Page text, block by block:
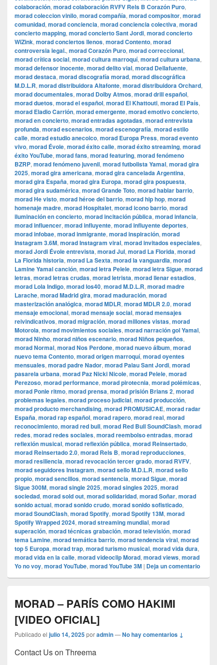
colaboración, morad colaboración RVFV Rels B Corazón Puro,
morad coleccion vinilo, morad compañía, morad compositor, morad
comunidad, morad conciencia, morad conciencia colectiva, morad
concierto mapping, morad concierto Sant Jordi, morad concierto
WiZink, morad conciertos llenos, morad Contento, morad
controversia legal., morad Corazón Puro, morad correccional,
morad crítica social, morad cultura marroquí, morad cultura urbana,
morad defensor inocente, morad delito vial, morad Dellafuente,
morad destaca, morad discografía morad, morad discográfica
M.D.L.R, morad distribuidora Altafonte, morad distribuidora Orchard,
morad documentales, morad Dolby Atmos, morad drill español,
morad duetos, morad el español, morad El Khattouti, morad El País,
morad Eladio Carrión, morad emergente, morad emotivo concierto,
morad en concierto, morad entradas agotadas, morad entrevista
profunda, morad escenarios, morad escenografía, morad estilo
calle, morad estudio anecoico, morad Europa Press, morad evento
vivo, morad Évole, morad éxito calle, morad éxito streaming, morad
éxito YouTube, morad fans, morad featuring, morad fenómeno
BZRP, morad fenómeno juvenil, morad futbolista Yamal, morad gira
2025, morad gira americana, morad gira cancelada Argentina,
morad gira España, morad gira Europa, morad gira pospuesta,
morad gira sudamérica, morad Grande Toto, morad hablar barrio,
morad He visto, morad héroe del barrio, morad hip hop, morad
homenaje madre, morad Hospitalet, morad icono barrio, morad
iluminación en concierto, morad incitación pública, morad infancia,
morad influencer, morad influyente, morad influyente deportes,
morad infobae, morad inmigrante, morad inspiración, morad
Instagram 3.6M, morad Instagram viral, morad invitados especiales,
morad Jordi Évole entrevista, morad Jul, morad La Florida, morad
La Florida historia, morad La Sexta, morad la vanguardia, morad
Lamine Yamal canción, morad letra Pelele, morad letra Sigue, morad
letras, morad letras crudas, morad letrista, morad llenar estadios,
morad Lola Indigo, morad los40, morad M.D.L.R, morad madre
Larache, morad Madrid gira, morad maduración, morad
masterización analógica, morad MDLR, morad MDLR 2.0, morad
mensaje emocional, morad mensaje social, morad mensajes
reivindicativos, morad migración, morad millones vistas, morad
Motorola, morad movimientos sociales, morad narración gol Yamal,
morad Ninho, morad niños escenario, morad Niños pequeños,
morad Normal, morad Nos Perdone, morad nuevo álbum, morad
nuevo tema Contento, morad origen marroquí, morad oyentes
mensuales, morad padre Nador, morad Palau Sant Jordi, morad
pasarela urbana, morad Paz Nicki Nicole, morad Pelele, morad
Perezoso, morad performance, morad pirotecnia, morad polémicas,
morad Ponle ritmo, morad prensa, morad prisión Brians 2, morad
problemas legales, morad proceso judicial, morad producción,
morad producto merchandising, morad PROMUSICAE, morad radar
España, morad rap español, morad rapero, morad real, morad
reconocimiento, morad red bull, morad Red Bull SoundClash, morad
redes, morad redes sociales, morad reembolso entradas, morad
reflexión musical, morad reflexión pública, morad Reinsertado,
morad Reinsertado 2.0, morad Rels B, morad reproducciones,
morad resiliencia, morad revocación tercer grado, morad RVFV,
morad seguidores Instagram, morad sello M.D.L.R, morad sello
propio, morad sencillos, morad sentencia, morad Sigue, morad
Sigue 300M, morad single 2025, morad singles 2025, morad
sociedad, morad sold out, morad solidaridad, morad Soñar, morad
sonido actual, morad sonido crudo, morad sonido sofisticado,
morad SoundClash, morad Spotify, morad Spotify 13M, morad
Spotify Wrapped 2024, morad streaming mundial, morad
superación, morad técnicas grabación, morad televisión, morad
tema Lamine, morad temática barrio, morad tendencia viral, morad
top 5 Europa, morad trap, morad turismo musical, morad vida dura,
morad vida en la calle, morad videocli‏p Morad, morad views, morad
Yo no voy, morad YouTube, morad YouTube 3M | Deja un comentario
MORAD – PARÍS COMO HAKIMI
[VIDEO OFICIAL]
Publicado el julio 14, 2025poradmin—No hay comentarios ↓
Contact Us on Threema